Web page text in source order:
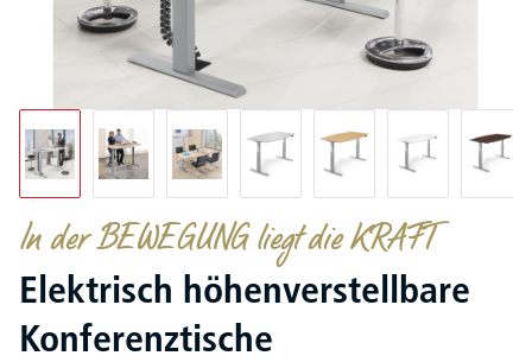
In der BEWEGUNG liegt die KRAFT
Elektrisch höhenverstellbare
Konferenztische